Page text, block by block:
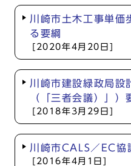
川崎市土木工事単価
る要綱
[2020年4月20日]
川崎市建設緑政局設
（「三者会議）」）
[2018年3月29日]
川崎市CALS／EC協
[2016年4月1日]